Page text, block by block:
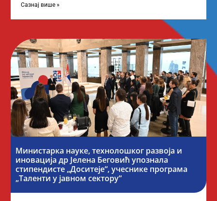
стипендије од
Сазнај више »
Министарка науке, технолошког развоја и
иновација др Јелена Беговић упознала
стипендисте „Доситеје“, учеснике програма
„Таленти у јавном сектору“